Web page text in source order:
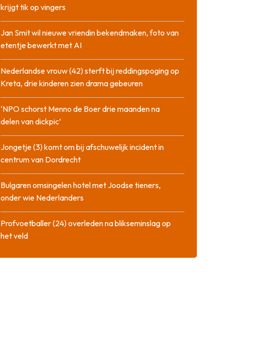
krijgt tik op vingers
Jan Smit wil nieuwe vriendin bekendmaken, foto van
etentje bewerkt met AI
Nederlandse vrouw (42) sterft bij reddingspoging op
Kreta, drie kinderen zien drama gebeuren
‘NPO schorst Menno de Boer drie maanden na
delen van dickpic’
Jongetje (3) komt om bij afschuwelijk incident in
centrum van Dordrecht
Bulgaren omsingelen hotel met Joodse tieners,
onder wie Nederlanders
Profvoetballer (24) overleden na blikseminslag op
het veld